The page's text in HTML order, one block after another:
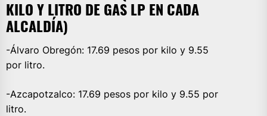
KILO Y LITRO DE GAS LP EN CADA
ALCALDÍA)
-Álvaro Obregón: 17.69 pesos por kilo y 9.55
por litro.
-Azcapotzalco: 17.69 pesos por kilo y 9.55 por
litro.